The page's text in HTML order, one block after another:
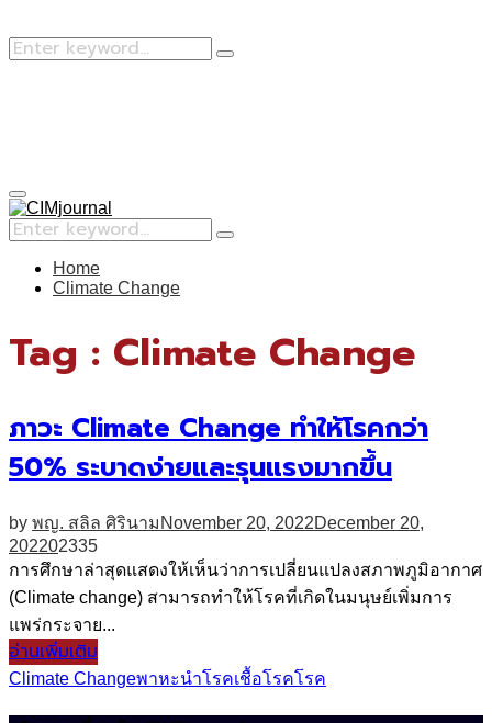
Search
Search
Primary
Menu
Search
for:
Search
Home
Climate Change
Tag : Climate Change
ภาวะ Climate Change ทำให้โรคกว่า
50% ระบาดง่ายและรุนแรงมากขึ้น
by พญ. สลิล ศิรินาม November 20, 2022December 20,
202202335
การศึกษาล่าสุดแสดงให้เห็นว่าการเปลี่ยนแปลงสภาพภูมิอากาศ
(Climate change) สามารถทำให้โรคที่เกิดในมนุษย์เพิ่มการ
แพร่กระจาย...
อ่านเพิ่มเติม
Climate Changeพาหะนำโรคเชื้อโรคโรค